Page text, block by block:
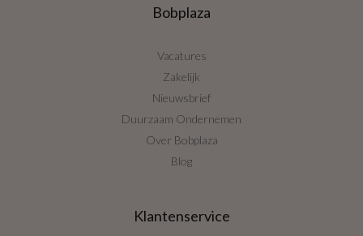
Bobplaza
Vacatures
Zakelijk
Nieuwsbrief
Duurzaam Ondernemen
Over Bobplaza
Blog
Klantenservice